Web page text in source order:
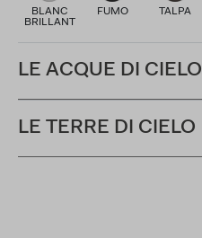
BLANC
BRILLANT
FUMO TALPA
LE ACQUE DI CIELO
LE TERRE DI CIELO